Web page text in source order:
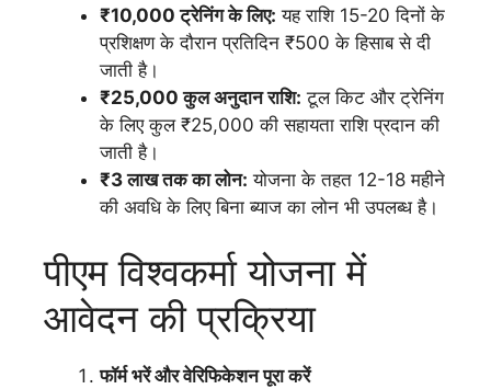
₹10,000 ट्रेनिंग के लिए: यह राशि 15-20 दिनों के
प्रशिक्षण के दौरान प्रतिदिन ₹500 के हिसाब से दी
जाती है।
₹25,000 कुल अनुदान राशि: टूल किट और ट्रेनिंग
के लिए कुल ₹25,000 की सहायता राशि प्रदान की
जाती है।
₹3 लाख तक का लोन: योजना के तहत 12-18 महीने
की अवधि के लिए बिना ब्याज का लोन भी उपलब्ध है।
पीएम विश्वकर्मा योजना में
आवेदन की प्रक्रिया
फॉर्म भरें और वेरिफिकेशन पूरा करें